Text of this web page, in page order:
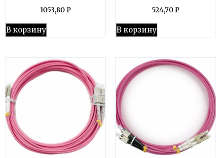
1053,80 ₽
В корзину
524,70 ₽
В корзину